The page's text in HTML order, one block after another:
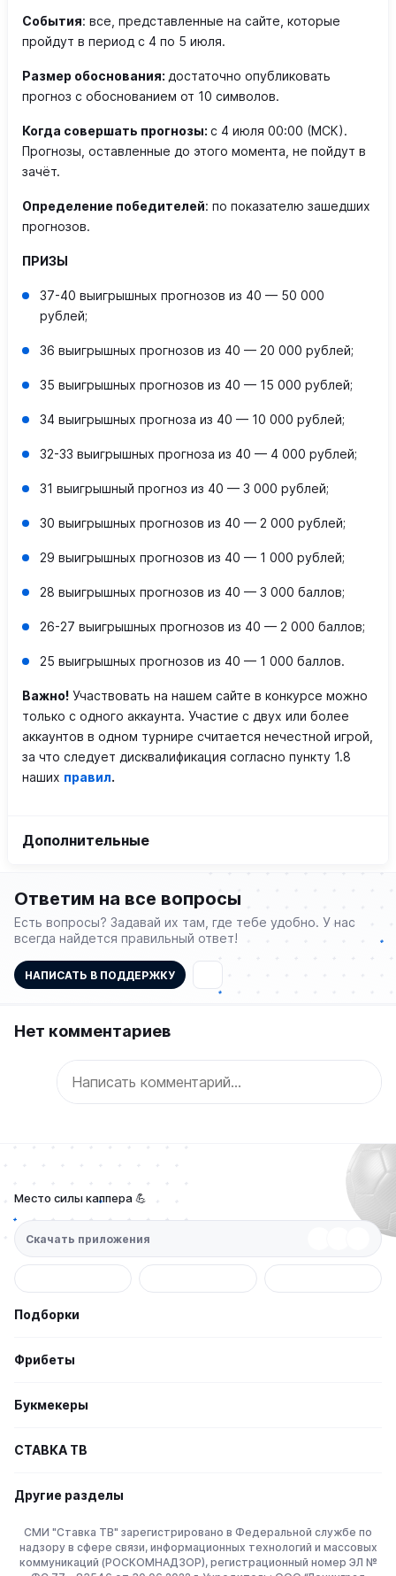
События: все, представленные на сайте, которые
пройдут в период с 4 по 5 июля.
Размер обоснования: достаточно опубликовать
прогноз с обоснованием от 10 символов.
Когда совершать прогнозы: с 4 июля 00:00 (МСК).
Прогнозы, оставленные до этого момента, не пойдут в
зачёт.
Определение победителей: по показателю зашедших
прогнозов.
ПРИЗЫ
37-40 выигрышных прогнозов из 40 — 50 000
рублей;
36 выигрышных прогнозов из 40 — 20 000 рублей;
35 выигрышных прогнозов из 40 — 15 000 рублей;
34 выигрышных прогноза из 40 — 10 000 рублей;
32-33 выигрышных прогноза из 40 — 4 000 рублей;
31 выигрышный прогноз из 40 — 3 000 рублей;
30 выигрышных прогнозов из 40 — 2 000 рублей;
29 выигрышных прогнозов из 40 — 1 000 рублей;
28 выигрышных прогнозов из 40 — 3 000 баллов;
26-27 выигрышных прогнозов из 40 — 2 000 баллов;
25 выигрышных прогнозов из 40 — 1 000 баллов.
Важно! Участвовать на нашем сайте в конкурсе можно
только с одного аккаунта. Участие с двух или более
аккаунтов в одном турнире считается нечестной игрой,
за что следует дисквалификация согласно пункту 1.8
наших правил.
Дополнительные
Ответим на все вопросы
Есть вопросы? Задавай их там, где тебе удобно. У нас
всегда найдется правильный ответ!
НАПИСАТЬ В ПОДДЕРЖКУ
Нет комментариев
Место силы каппера 💪
Скачать приложения
Подборки
Фрибеты
Букмекеры
СТАВКА TВ
Другие разделы
СМИ "Ставка ТВ" зарегистрировано в Федеральной службе по
надзору в сфере связи, информационных технологий и массовых
коммуникаций (РОСКОМНАДЗОР), регистрационный номер ЭЛ №